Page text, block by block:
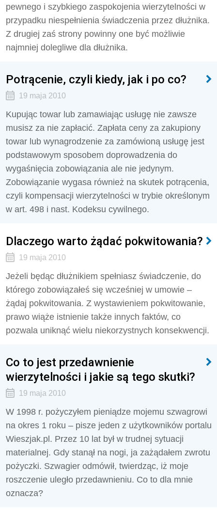
pewnego i szybkiego zaspokojenia wierzytelności w
przypadku niespełnienia świadczenia przez dłużnika.
Z drugiej zaś strony powinny one być możliwie
najmniej dolegliwe dla dłużnika.
Potrącenie, czyli kiedy, jak i po co?
19 maja 2010
Kupując towar lub zamawiając usługę nie zawsze
musisz za nie zapłacić. Zapłata ceny za zakupiony
towar lub wynagrodzenie za zamówioną usługę jest
podstawowym sposobem doprowadzenia do
wygaśnięcia zobowiązania ale nie jedynym.
Zobowiązanie wygasa również na skutek potrącenia,
czyli kompensacji wierzytelności w trybie określonym
w art. 498 i nast. Kodeksu cywilnego.
Dlaczego warto żądać pokwitowania?
19 maja 2010
Jeżeli będąc dłużnikiem spełniasz świadczenie, do
którego zobowiązałeś się wcześniej w umowie –
żądaj pokwitowania. Z wystawieniem pokwitowanie,
prawo wiąże istnienie także innych faktów, co
pozwala uniknąć wielu niekorzystnych konsekwencji.
Co to jest przedawnienie
wierzytelności i jakie są tego skutki?
19 maja 2010
W 1998 r. pożyczyłem pieniądze mojemu szwagrowi
na okres 1 roku – pisze jeden z użytkowników portalu
Wieszjak.pl. Przez 10 lat był w trudnej sytuacji
materialnej. Gdy stanął na nogi, ja zażądałem zwrotu
pożyczki. Szwagier odmówił, twierdząc, iż moje
roszczenie uległo przedawnieniu. Co to dla mnie
oznacza?